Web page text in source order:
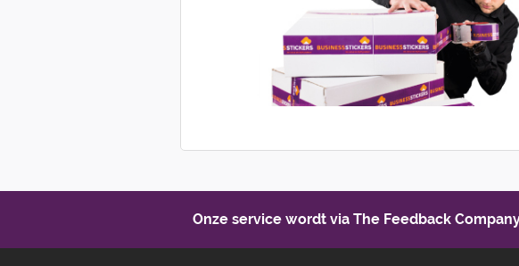
Onze service wordt via The Feedback